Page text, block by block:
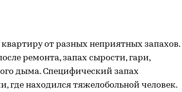
от разных неприятных запахов.
ремонта, запах сырости, гари,
дыма. Специфический запах
где находился тяжелобольной человек.